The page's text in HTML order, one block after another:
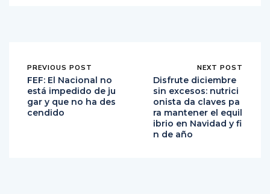
PREVIOUS POST
FEF: El Nacional no
está impedido de ju
gar y que no ha des
cendido
NEXT POST
Disfrute diciembre
sin excesos: nutrici
onista da claves pa
ra mantener el equil
ibrio en Navidad y fi
n de año